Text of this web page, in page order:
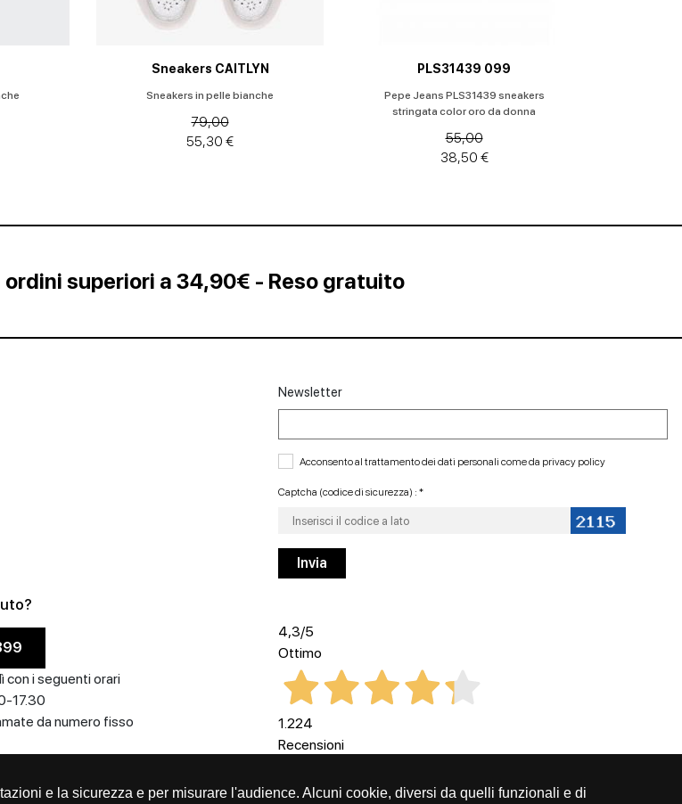
e la sicurezza e per misurare l'audience. Alcuni cookie, diversi da quelli funzionali e di
Sneakers CAITLYN
Sneakers in pelle bianche
79,00
55,30 €
PLS31439 099
Pepe Jeans PLS31439 sneakers
stringata color oro da donna
55,00
38,50 €
superiori a 34,90€ - Reso gratuito
con i seguenti orari
17.30
da numero fisso
Newsletter
Acconsento al trattamento dei dati personali come da privacy policy
Captcha (codice di sicurezza) : *
4,3/5
Ottimo
1.224
Recensioni